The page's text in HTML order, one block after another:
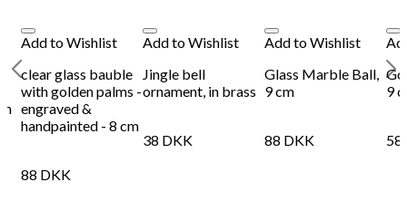
Add to Wishlist
clear glass bauble
with golden palms -
engraved &
handpainted - 8 cm
88 DKK
Add to Wishlist
Jingle bell
ornament, in brass
38 DKK
Add to Wishlist
Glass Marble Ball,
9 cm
88 DKK
9
58